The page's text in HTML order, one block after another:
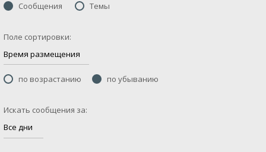
Сообщения
Темы
Поле сортировки:
по возрастанию по убыванию
Искать сообщения за: